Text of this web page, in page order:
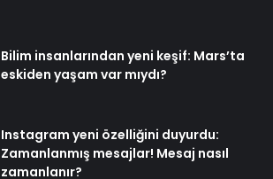
Bilim insanlarından yeni keşif: Mars’ta
eskiden yaşam var mıydı?
Instagram yeni özelliğini duyurdu:
Zamanlanmış mesajlar! Mesaj nasıl
zamanlanır?